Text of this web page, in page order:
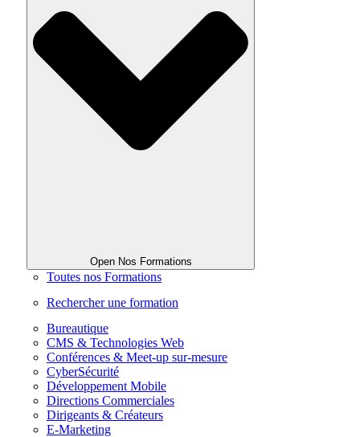
Open Nos Formations
Toutes nos Formations
Rechercher une formation
Bureautique
CMS & Technologies Web
Conférences & Meet-up sur-mesure
CyberSécurité
Développement Mobile
Directions Commerciales
Dirigeants & Créateurs
E-Marketing